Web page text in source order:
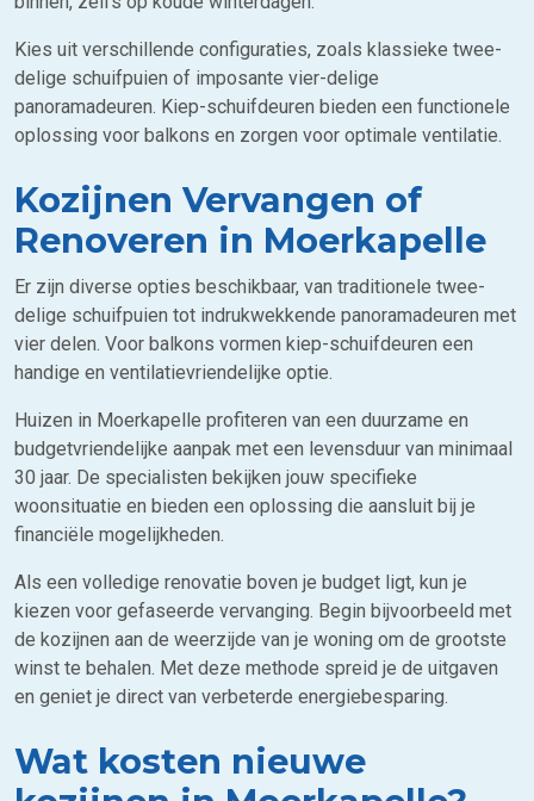
Kies uit verschillende configuraties, zoals klassieke twee-
delige schuifpuien of imposante vier-delige
panoramadeuren. Kiep-schuifdeuren bieden een functionele
oplossing voor balkons en zorgen voor optimale ventilatie.
Kozijnen Vervangen of
Renoveren in Moerkapelle
Er zijn diverse opties beschikbaar, van traditionele twee-
delige schuifpuien tot indrukwekkende panoramadeuren met
vier delen. Voor balkons vormen kiep-schuifdeuren een
handige en ventilatievriendelijke optie.
Huizen in Moerkapelle profiteren van een duurzame en
budgetvriendelijke aanpak met een levensduur van minimaal
30 jaar. De specialisten bekijken jouw specifieke
woonsituatie en bieden een oplossing die aansluit bij je
financiële mogelijkheden.
Als een volledige renovatie boven je budget ligt, kun je
kiezen voor gefaseerde vervanging. Begin bijvoorbeeld met
de kozijnen aan de weerzijde van je woning om de grootste
winst te behalen. Met deze methode spreid je de uitgaven
en geniet je direct van verbeterde energiebesparing.
Wat kosten nieuwe